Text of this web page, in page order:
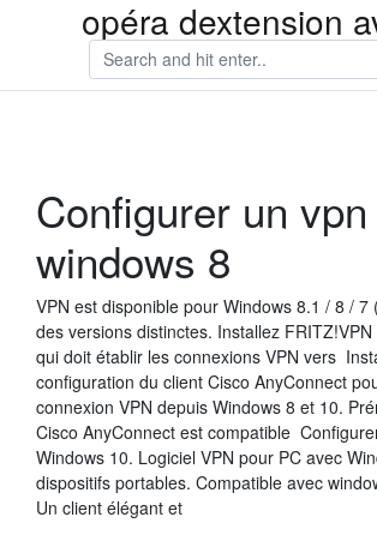
opéra dextension
Configurer un vpn
windows 8
VPN est disponible pour Windows 8.1 / 8 / 7
des versions distinctes. Installez
qui doit établir les connexions VPN vers
configuration du client Cisco AnyConnect
connexion VPN depuis Windows 8 et 10.
Cisco AnyConnect est compatible
Windows 10. Logiciel VPN pour PC avec
dispositifs portables. Compatible avec
Un client élégant et